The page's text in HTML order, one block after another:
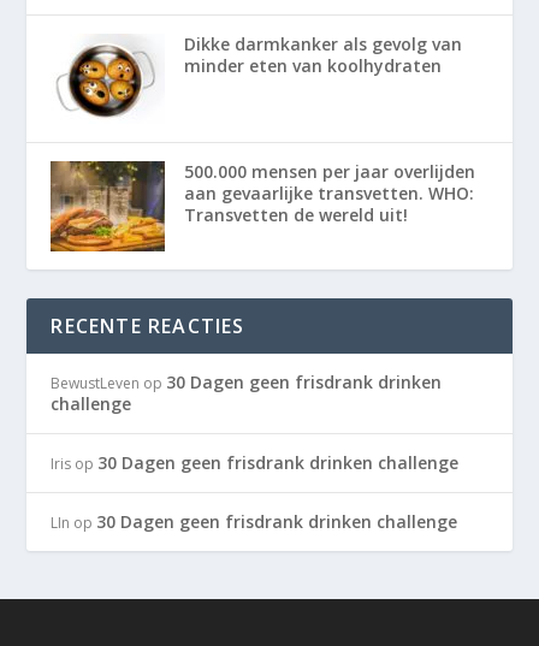
Dikke darmkanker als gevolg van
minder eten van koolhydraten
500.000 mensen per jaar overlijden
aan gevaarlijke transvetten. WHO:
Transvetten de wereld uit!
RECENTE REACTIES
BewustLeven op 30 Dagen geen frisdrank drinken
challenge
Iris op 30 Dagen geen frisdrank drinken challenge
LIn op 30 Dagen geen frisdrank drinken challenge